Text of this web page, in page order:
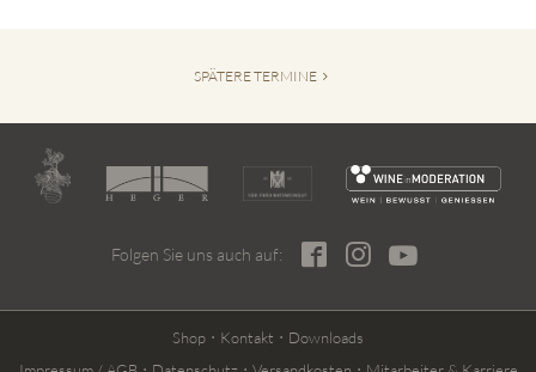
SPÄTERE TERMINE
Folgen Sie uns auch auf:
Shop Kontakt
Downloads